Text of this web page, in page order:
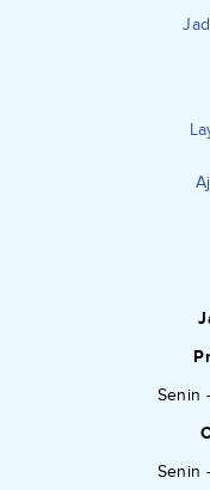
Senin
Senin